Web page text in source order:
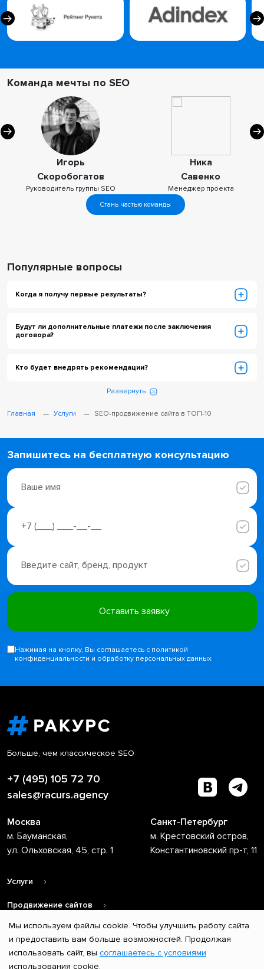
Команда мечты по SEO
Игорь
Скоробогатов
Руководитель группы SEO
Ника
Савенко
Менеджер проекта
Стань частью команды
Популярные вопросы
Когда я получу первые результаты?
Будут ли дополнительные платежи после заключения
договора?
Кто будет внедрять рекомендации?
Развернуть
Главная Услуги SEO-продвижение сайта в ТОП-10
Запишитесь на бесплатную консультацию
Нажимая на кнопку, Вы соглашаетесь с политикой
конфиденциальности и обработку персональных данных
Больше, чем классическое SEO
+7 (495) 105 72 70
sales@racurs.agency
Москва
м. Бауманская,
ул. Ольховская, 45, стр. 1
Санкт-Петербург
м. Крестовский остров,
Константиновский пр-т, 11
Услуги
Продвижение сайтов
О компании
Мы используем файлы cookie. Чтобы улучшить работу сайта
и предоставить вам больше возможностей. Продолжая
использовать сайт, вы соглашаетесь с условиями
использования cookie.